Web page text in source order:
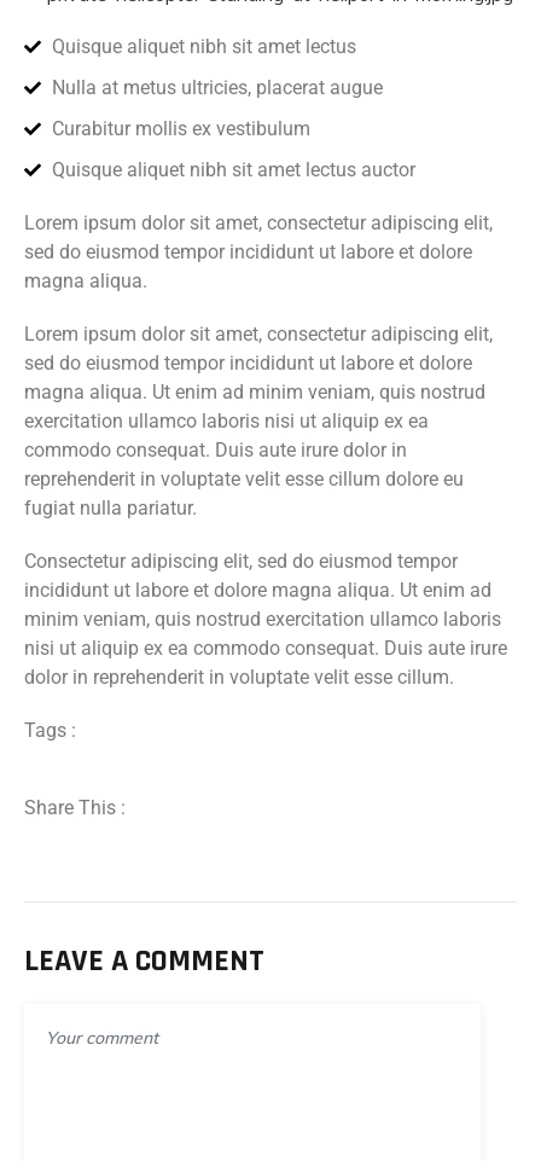
Quisque aliquet nibh sit amet lectus
Nulla at metus ultricies, placerat augue
Curabitur mollis ex vestibulum
Quisque aliquet nibh sit amet lectus auctor
Lorem ipsum dolor sit amet, consectetur adipiscing elit,
sed do eiusmod tempor incididunt ut labore et dolore
magna aliqua.
Lorem ipsum dolor sit amet, consectetur adipiscing elit,
sed do eiusmod tempor incididunt ut labore et dolore
magna aliqua. Ut enim ad minim veniam, quis nostrud
exercitation ullamco laboris nisi ut aliquip ex ea
commodo consequat. Duis aute irure dolor in
reprehenderit in voluptate velit esse cillum dolore eu
fugiat nulla pariatur.
Consectetur adipiscing elit, sed do eiusmod tempor
incididunt ut labore et dolore magna aliqua. Ut enim ad
minim veniam, quis nostrud exercitation ullamco laboris
nisi ut aliquip ex ea commodo consequat. Duis aute irure
dolor in reprehenderit in voluptate velit esse cillum.
Tags :
Share This :
LEAVE A COMMENT